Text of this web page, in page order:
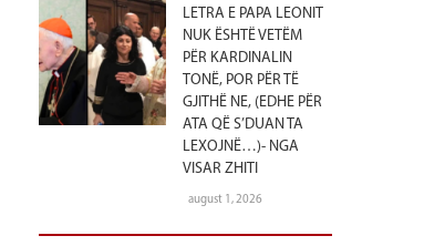
LETRA E PAPA LEONIT
NUK ËSHTË VETËM
PËR KARDINALIN
TONË, POR PËR TË
GJITHË NE, (EDHE PËR
ATA QË S’DUAN TA
LEXOJNË…)- NGA
VISAR ZHITI
august 1, 2026